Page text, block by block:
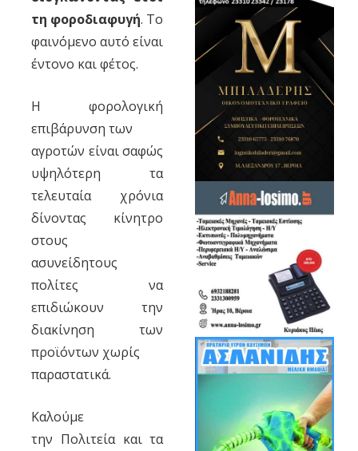
τη φοροδιαφυγή. Το
φαινόμενο αυτό είναι
έντονο και φέτος.
Η φορολογική
επιβάρυνση των
αγροτών είναι σαφώς
υψηλότερη τα
τελευταία χρόνια
δίνοντας κίνητρο
στους
ασυνείδητους
πολίτες να
επιδιώκουν την
διακίνηση των
προϊόντων χωρίς
παραστατικά.
Καλούμε
την Πολιτεία και τα